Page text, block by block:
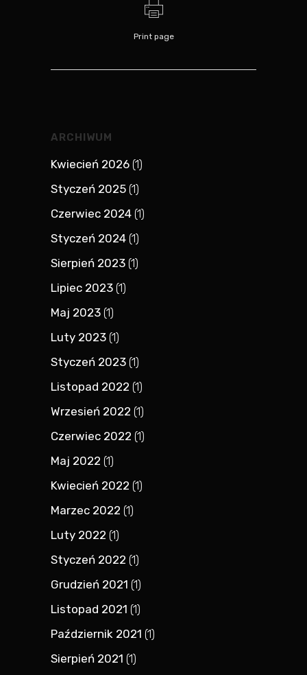
Print page
ARCHIWUM
Kwiecień 2026 (1)
Styczeń 2025 (1)
Czerwiec 2024 (1)
Styczeń 2024 (1)
Sierpień 2023 (1)
Lipiec 2023 (1)
Maj 2023 (1)
Luty 2023 (1)
Styczeń 2023 (1)
Listopad 2022 (1)
Wrzesień 2022 (1)
Czerwiec 2022 (1)
Maj 2022 (1)
Kwiecień 2022 (1)
Marzec 2022 (1)
Luty 2022 (1)
Styczeń 2022 (1)
Grudzień 2021 (1)
Listopad 2021 (1)
Październik 2021 (1)
Sierpień 2021 (1)